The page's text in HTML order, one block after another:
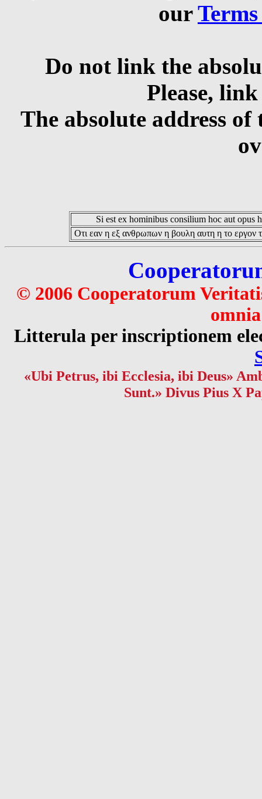
our
Do not link the
Please,
The absolute address
Si est ex hominibus consilium hoc aut opus
Οτι εαν η εξ ανθρωπων η βουλη αυτη η το εργον
© 2006 Cooperatorum
Litterula per inscriptionem
«Ubi Petrus, ibi Ecclesia, ibi Deus»
Sunt.» Divus Pius X